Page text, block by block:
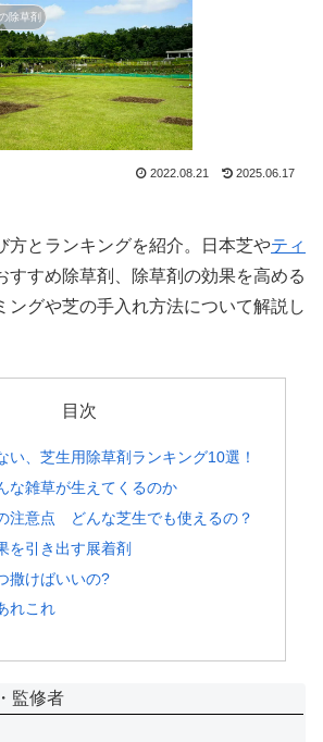
除草剤
2022.08.21 2025.06.17
方とランキングを紹介。日本芝やティ
すすめ除草剤、除草剤の効果を高める
ングや芝の手入れ方法について解説し
目次
い、芝生用除草剤ランキング10選！
な雑草が生えてくるのか
注意点 どんな芝生でも使えるの？
を引き出す展着剤
撒けばいいの?
れこれ
監修者